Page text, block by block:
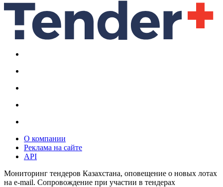
О компании
Реклама на сайте
API
Мониторинг тендеров Казахстана, оповещение о новых лотах
на e-mail. Сопровождение при участии в тендерах